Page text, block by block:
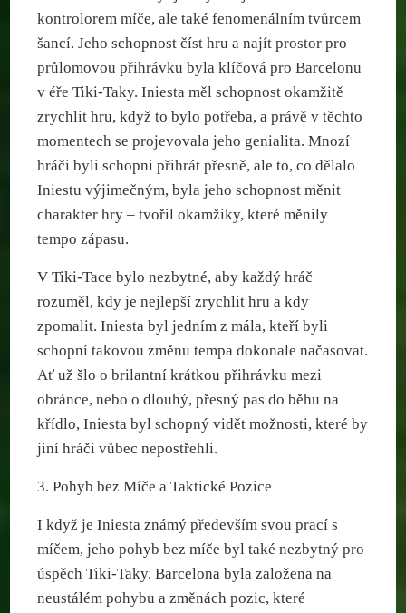
kontrolorem míče, ale také fenomenálním tvůrcem
šancí. Jeho schopnost číst hru a najít prostor pro
průlomovou přihrávku byla klíčová pro Barcelonu
v éře Tiki-Taky. Iniesta měl schopnost okamžitě
zrychlit hru, když to bylo potřeba, a právě v těchto
momentech se projevovala jeho genialita. Mnozí
hráči byli schopni přihrát přesně, ale to, co dělalo
Iniestu výjimečným, byla jeho schopnost měnit
charakter hry – tvořil okamžiky, které měnily
tempo zápasu.
V Tiki-Tace bylo nezbytné, aby každý hráč
rozuměl, kdy je nejlepší zrychlit hru a kdy
zpomalit. Iniesta byl jedním z mála, kteří byli
schopní takovou změnu tempa dokonale načasovat.
Ať už šlo o brilantní krátkou přihrávku mezi
obránce, nebo o dlouhý, přesný pas do běhu na
křídlo, Iniesta byl schopný vidět možnosti, které by
jiní hráči vůbec nepostřehli.
3. Pohyb bez Míče a Taktické Pozice
I když je Iniesta známý především svou prací s
míčem, jeho pohyb bez míče byl také nezbytný pro
úspěch Tiki-Taky. Barcelona byla založena na
neustálém pohybu a změnách pozic, které